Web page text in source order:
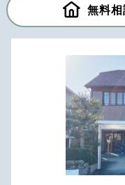
無料